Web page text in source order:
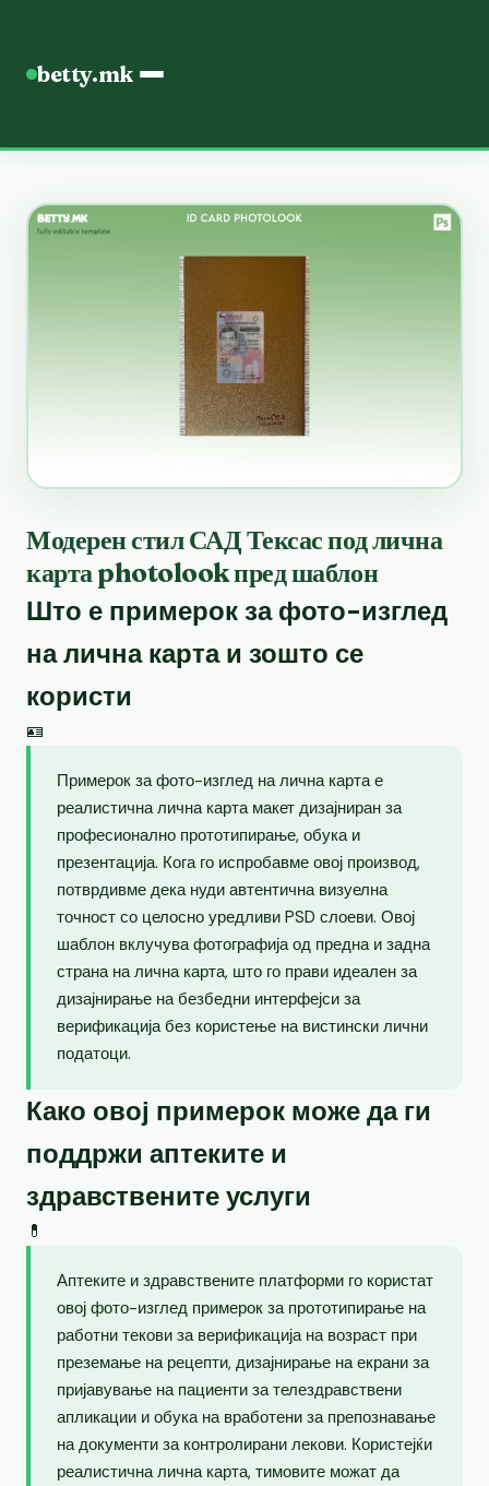
betty.mk
Модерен стил САД Тексас под лична
карта photolook пред шаблон
Што е примерок за фото-изглед
на лична карта и зошто се
користи
🪪
Примерок за фото-изглед на лична карта е
реалистична лична карта макет дизајниран за
професионално прототипирање, обука и
презентација. Кога го испробавме овој производ,
потврдивме дека нуди автентична визуелна
точност со целосно уредливи PSD слоеви. Овој
шаблон вклучува фотографија од предна и задна
страна на лична карта, што го прави идеален за
дизајнирање на безбедни интерфејси за
верификација без користење на вистински лични
податоци.
Како овој примерок може да ги
поддржи аптеките и
здравствените услуги
💊
Аптеките и здравствените платформи го користат
овој фото-изглед примерок за прототипирање на
работни текови за верификација на возраст при
преземање на рецепти, дизајнирање на екрани за
пријавување на пациенти за телездравствени
апликации и обука на вработени за препознавање
на документи за контролирани лекови. Користејќи
реалистична лична карта, тимовите можат да